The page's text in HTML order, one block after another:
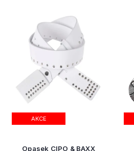
AKCE
Opasek CIPO & BAXX